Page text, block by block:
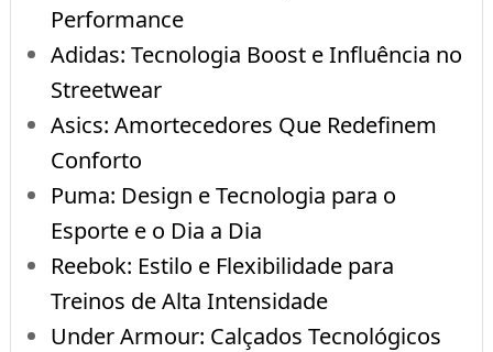
Performance
Adidas: Tecnologia Boost e Influência no
Streetwear
Asics: Amortecedores Que Redefinem
Conforto
Puma: Design e Tecnologia para o
Esporte e o Dia a Dia
Reebok: Estilo e Flexibilidade para
Treinos de Alta Intensidade
Under Armour: Calçados Tecnológicos